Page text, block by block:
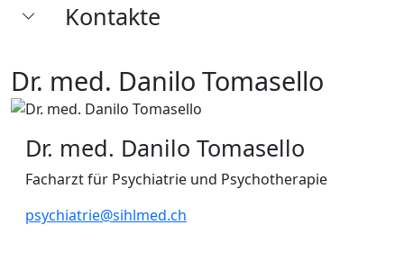
Kontakte
Dr. med. Danilo Tomasello
Dr. med. Danilo Tomasello
Facharzt für Psychiatrie und Psychotherapie
psychiatrie@sihlmed.ch